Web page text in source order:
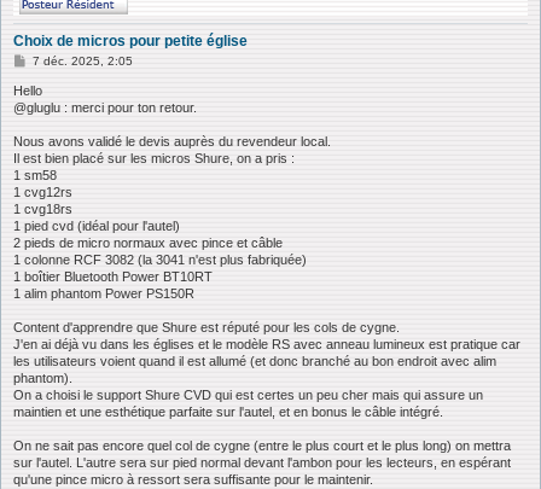
Choix de micros pour petite église
M
s
s
a
e
7 déc. 2025, 2:05
Hello
@gluglu : merci pour ton retour.
Nous avons validé le devis auprès du revendeur local.
Il est bien placé sur les micros Shure, on a pris :
1 sm58
1 cvg12rs
1 cvg18rs
1 pied cvd (idéal pour l'autel)
2 pieds de micro normaux avec pince et câble
1 colonne RCF 3082 (la 3041 n'est plus fabriquée)
1 boîtier Bluetooth Power BT10RT
1 alim phantom Power PS150R
Content d'apprendre que Shure est réputé pour les cols de cygne.
J'en ai déjà vu dans les églises et le modèle RS avec anneau lumineux est pratique car
les utilisateurs voient quand il est allumé (et donc branché au bon endroit avec alim
phantom).
On a choisi le support Shure CVD qui est certes un peu cher mais qui assure un
maintien et une esthétique parfaite sur l'autel, et en bonus le câble intégré.
On ne sait pas encore quel col de cygne (entre le plus court et le plus long) on mettra
sur l'autel. L'autre sera sur pied normal devant l'ambon pour les lecteurs, en espérant
qu'une pince micro à ressort sera suffisante pour le maintenir.